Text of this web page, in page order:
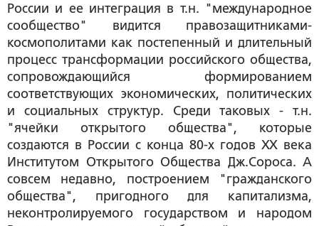
России и ее интеграция в т.н. "международное
сообщество" видится правозащитниками-
космополитами как постепенный и длительный
процесс трансформации российского общества,
сопровождающийся формированием
соответствующих экономических, политических
и социальных структур. Среди таковых - т.н.
"ячейки открытого общества", которые
создаются в России с конца 80-х годов ХХ века
Институтом Открытого Общества Дж.Сороса. А
совсем недавно, построением "гражданского
общества", пригодного для капитализма,
неконтролируемого государством и народом